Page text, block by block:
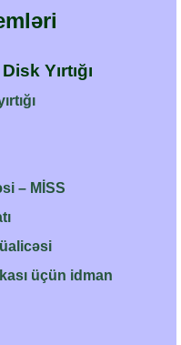
Yırtığı
– MİSS
üçün idman